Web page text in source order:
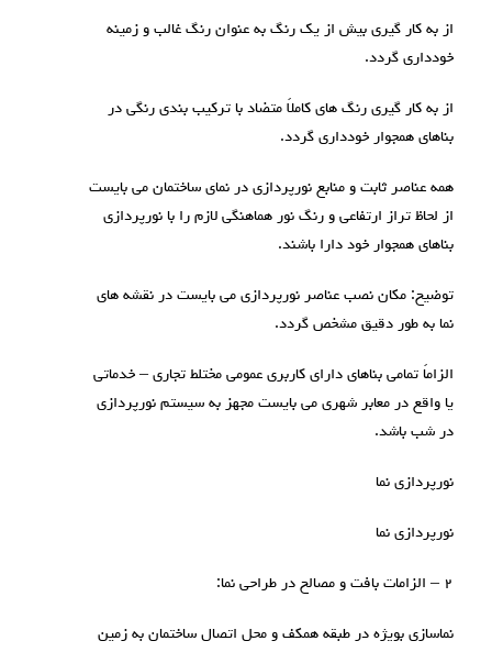
از به کار گیری بیش از یک رنگ به عنوان رنگ غالب و زمینه
خودداری گردد.
از به کار گیری رنگ های کاملاً متضاد با ترکیب بندی رنگی در
بناهای همجوار خودداری گردد.
همه عناصر ثابت و منابع نورپردازی در نمای ساختمان می بایست
از لحاظ تراز ارتفاعی و رنگ نور هماهنگی لازم را با نورپردازی
بناهای همجوار خود دارا باشند.
توضیح: مکان نصب عناصر نورپردازی می بایست در نقشه های
نما به طور دقیق مشخص گردد.
الزاماً تمامی بناهای دارای کاربری عمومی مختلط تجاری – خدماتی
یا واقع در معابر شهری می بایست مجهز به سیستم نورپردازی
در شب باشد.
نورپردازی نما
نورپردازی نما
۲ – الزامات بافت و مصالح در طراحی نما:
نماسازی بویژه در طبقه همکف و محل اتصال ساختمان به زمین